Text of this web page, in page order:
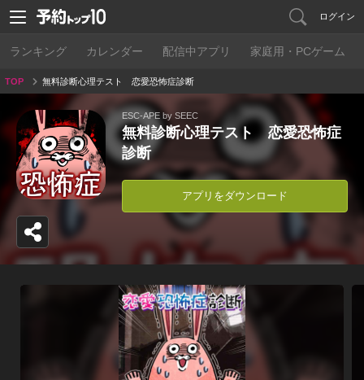
ログイン
ランキング カレンダー 配信中アプリ 家庭用・PCゲーム
TOP 無料診断心理テスト 恋愛恐怖症診断
ESC-APE by SEEC
無料診断心理テスト 恋愛恐怖症
診断
アプリをダウンロード